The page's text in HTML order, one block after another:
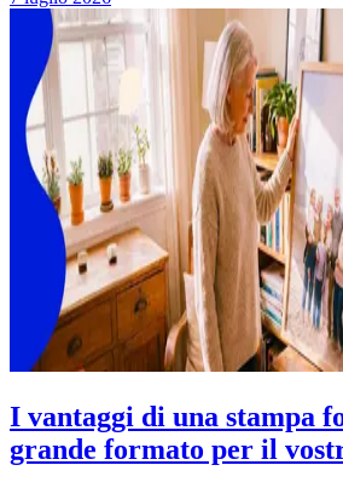
I vantaggi di una stampa
grande formato per il